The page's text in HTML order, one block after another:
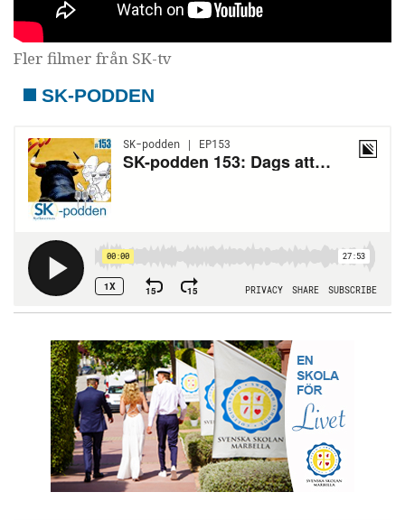
Fler filmer från SK-tv
SK-PODDEN